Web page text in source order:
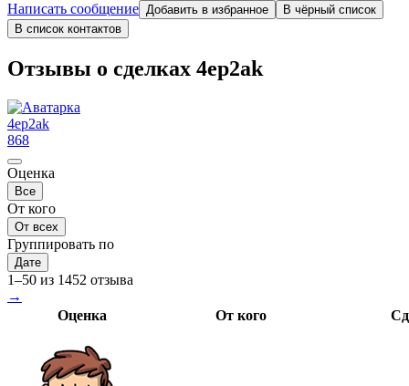
Написать сообщение Добавить в избранное
В чёрный список
В список контактов
Отзывы о сделках 4ep2ak
4ep2ak
868
Оценка
Все
От кого
От всех
Группировать по
Дате
1–50 из 1452 отзыва
→
Оценка
От кого